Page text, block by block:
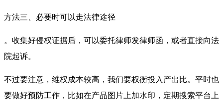
方法三、必要时可以走法律途径
。收集好侵权证据后，可以委托律师发律师函，或者直接向法
院起诉。
不过要注意，维权成本较高，我们要权衡投入产出比。平时也
要做好预防工作，比如在产品图片上加水印，定期搜索平台上